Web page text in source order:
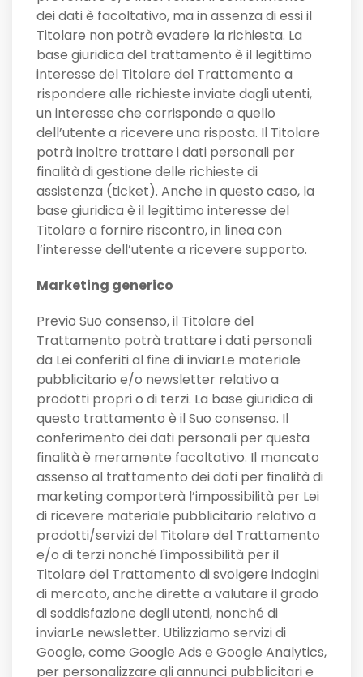
dei dati è facoltativo, ma in assenza di essi il
Titolare non potrà evadere la richiesta. La
base giuridica del trattamento è il legittimo
interesse del Titolare del Trattamento a
rispondere alle richieste inviate dagli utenti,
un interesse che corrisponde a quello
dell’utente a ricevere una risposta. Il Titolare
potrà inoltre trattare i dati personali per
finalità di gestione delle richieste di
assistenza (ticket). Anche in questo caso, la
base giuridica è il legittimo interesse del
Titolare a fornire riscontro, in linea con
l’interesse dell’utente a ricevere supporto.
Marketing generico
Previo Suo consenso, il Titolare del
Trattamento potrà trattare i dati personali
da Lei conferiti al fine di inviarLe materiale
pubblicitario e/o newsletter relativo a
prodotti propri o di terzi. La base giuridica di
questo trattamento è il Suo consenso. Il
conferimento dei dati personali per questa
finalità è meramente facoltativo. Il mancato
assenso al trattamento dei dati per finalità di
marketing comporterà l’impossibilità per Lei
di ricevere materiale pubblicitario relativo a
prodotti/servizi del Titolare del Trattamento
e/o di terzi nonché l'impossibilità per il
Titolare del Trattamento di svolgere indagini
di mercato, anche dirette a valutare il grado
di soddisfazione degli utenti, nonché di
inviarLe newsletter. Utilizziamo servizi di
Google, come Google Ads e Google Analytics,
per personalizzare gli annunci pubblicitari e